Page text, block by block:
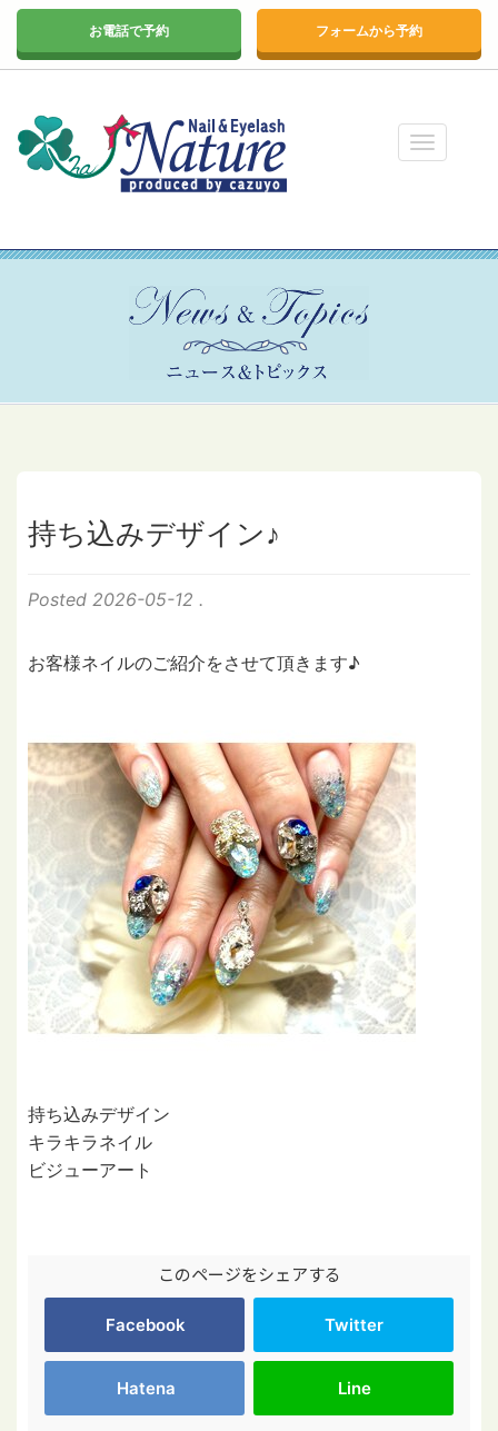
お電話で予約 フォームから予約
持ち込みデザイン♪
Posted 2026-05-12 .
お客様ネイルのご紹介をさせて頂きます♪
持ち込みデザイン
キラキラネイル
ビジューアート
このページをシェアする
Facebook Twitter
Hatena Line